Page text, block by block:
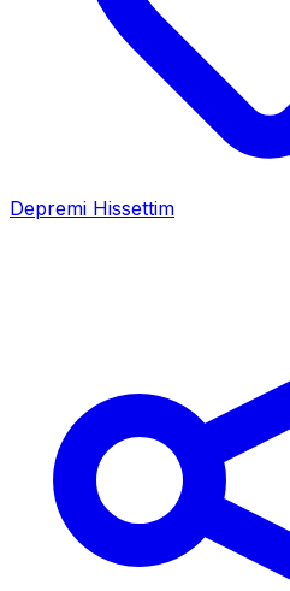
Depremi Hissettim